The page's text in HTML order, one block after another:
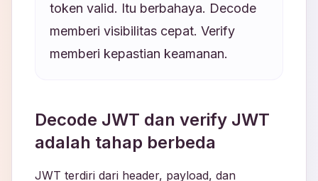
token valid. Itu berbahaya. Decode
memberi visibilitas cepat. Verify
memberi kepastian keamanan.
Decode JWT dan verify JWT
adalah tahap berbeda
JWT terdiri dari header, payload, dan